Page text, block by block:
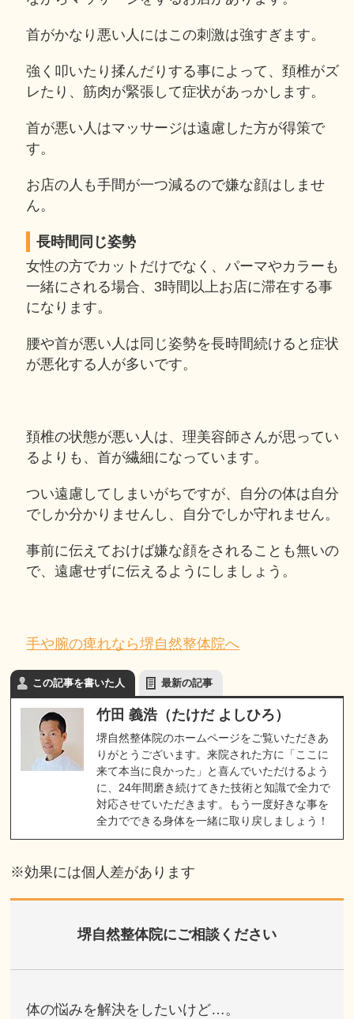
首がかなり悪い人にはこの刺激は強すぎます。
強く叩いたり揉んだりする事によって、頚椎がズ
レたり、筋肉が緊張して症状があっかします。
首が悪い人はマッサージは遠慮した方が得策で
す。
お店の人も手間が一つ減るので嫌な顔はしませ
ん。
長時間同じ姿勢
女性の方でカットだけでなく、パーマやカラーも
一緒にされる場合、3時間以上お店に滞在する事
になります。
腰や首が悪い人は同じ姿勢を長時間続けると症状
が悪化する人が多いです。
頚椎の状態が悪い人は、理美容師さんが思ってい
るよりも、首が繊細になっています。
つい遠慮してしまいがちですが、自分の体は自分
でしか分かりませんし、自分でしか守れません。
事前に伝えておけば嫌な顔をされることも無いの
で、遠慮せずに伝えるようにしましょう。
手や腕の痺れなら堺自然整体院へ
この記事を書いた人 最新の記事
竹田 義浩（たけだ よしひろ）
堺自然整体院のホームページをご覧いただきあ
りがとうございます。来院された方に「ここに
来て本当に良かった」と喜んでいただけるよう
に、24年間磨き続けてきた技術と知識で全力で
対応させていただきます。もう一度好きな事を
全力でできる身体を一緒に取り戻しましょう！
※効果には個人差があります
堺自然整体院にご相談ください
体の悩みを解決をしたいけど…。